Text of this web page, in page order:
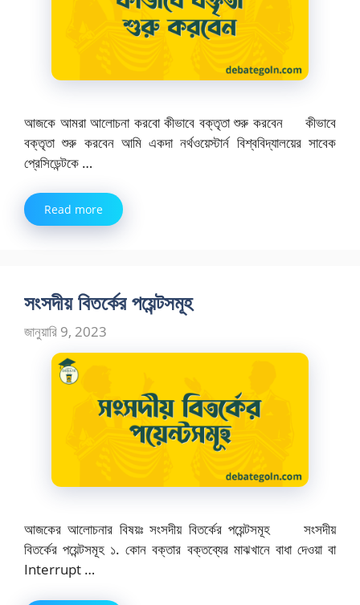
আজকে আমরা আলোচনা করবো কীভাবে বক্তৃতা শুরু করবেন কীভাবে
বক্তৃতা শুরু করবেন আমি একদা নর্থওয়েস্টার্ন বিশ্ববিদ্যালয়ের সাবেক
প্রেসিডেন্টকে …
Read more
সংসদীয় বিতর্কের পয়েন্টসমূহ
জানুয়ারি 9, 2023
আজকের আলোচনার বিষয়ঃ সংসদীয় বিতর্কের পয়েন্টসমূহ সংসদীয়
বিতর্কের পয়েন্টসমূহ ১. কোন বক্তার বক্তব্যের মাঝখানে বাধা দেওয়া বা
Interrupt …